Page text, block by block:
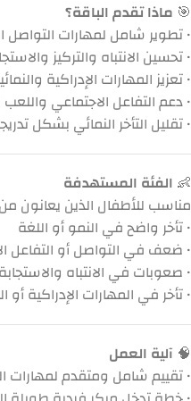
🎯 ماذا تقدم الباقة؟
• تطوير شامل لمهارات التواصل
• تحسين الانتباه والتركيز
• تعزيز المهارات الإدراكية
• دعم التفاعل الاجتماعي
• تقليل التأخر النمائي بشكل
👶 الفئة المستهدفة
مناسب للأطفال الذين يعانون
• تأخر واضح في النمو أو اللغة
• ضعف في التواصل أو التفاعل
• صعوبات في الانتباه والاستجابة
• تأخر في المهارات الإدراكية أو
🧠 آلية العمل
• تقييم شامل ومتقدم لمهارات